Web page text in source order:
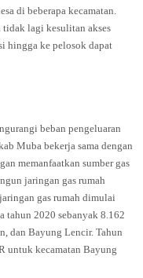
di beberapa kecamatan.
tidak lagi kesulitan akses
hingga ke pelosok dapat
beban pengeluaran
Muba bekerja sama dengan
memanfaatkan sumber gas
jaringan gas rumah
gas rumah dimulai
tahun 2020 sebanyak 8.162
dan Bayung Lencir. Tahun
untuk kecamatan Bayung